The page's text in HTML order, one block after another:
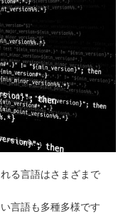
る言語はさまざまで
言語も多種多様です